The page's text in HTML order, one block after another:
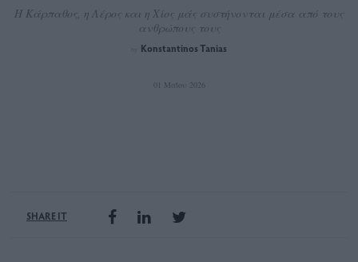
Η Κάρπαθος, η Λέρος και η Χίος μάς συστήνονται μέσα από τους
ανθρώπους τους
Konstantinos Tanias
01 Μαΐου 2026
SHARE IT